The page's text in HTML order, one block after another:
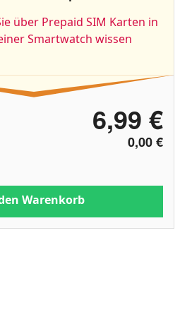
über Prepaid SIM Karten in
Smartwatch wissen
6,99 €
0,00 €
Warenkorb